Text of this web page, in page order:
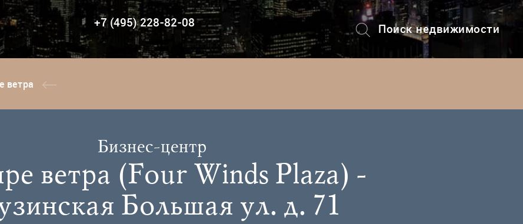
+7 (495) 228-82-08
Поиск недвижимости
+7 (495) 228-82-08
ветра
Бизнес-центр
ветра (Four Winds Plaza) -
Большая ул. д. 71